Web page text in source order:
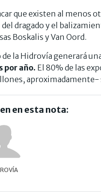
que existen al menos
dragado y el
Boskalis y Van Oord.
de la Hidrovía generará
por año. El 80% de las
aproximadamente-
en esta nota: